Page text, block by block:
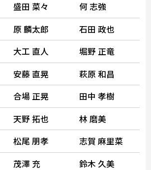
盛田 菜々
何 志強
原 麟太郎
石田 政也
大工 直人
堀野 正竜
安藤 直晃
萩原 和昌
合場 正晃
田中 孝樹
天野 拓也
林 磨美
松尾 朋孝
志賀 麻里菜
茂澤 充
鈴木 久美